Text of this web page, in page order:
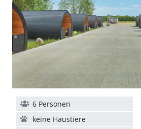
6 Personen
keine Haustiere